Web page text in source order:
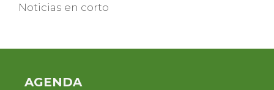
Noticias en corto
AGENDA